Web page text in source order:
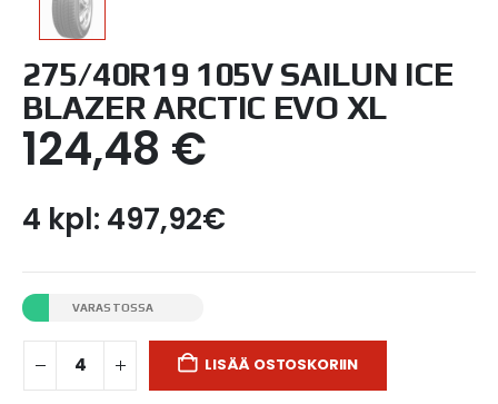
275/40R19 105V SAILUN ICE
BLAZER ARCTIC EVO XL
124,48 €
4 kpl: 497,92€
VARASTOSSA
LISÄÄ OSTOSKORIIN